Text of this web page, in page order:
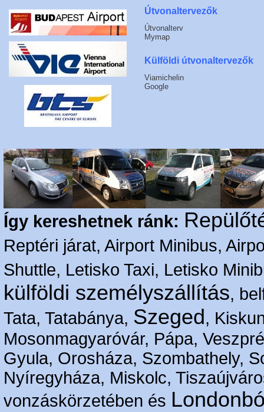
Útvonaltervezők
Útvonalterv
Mymap
Külföldi útvonaltervezők
Viamichelin
Google
Így kereshetnek ránk:
Reptéri járat, Airport Minibus,
Shuttle, Letisko Taxi, Letisko
külföldi személyszállítás,
Tata, Tatabánya, Szeged ,
Mosonmagyaróvár, Pápa,
Gyula, Orosháza, Szombathely,
Nyíregyháza, Miskolc,
vonzáskörzetében és